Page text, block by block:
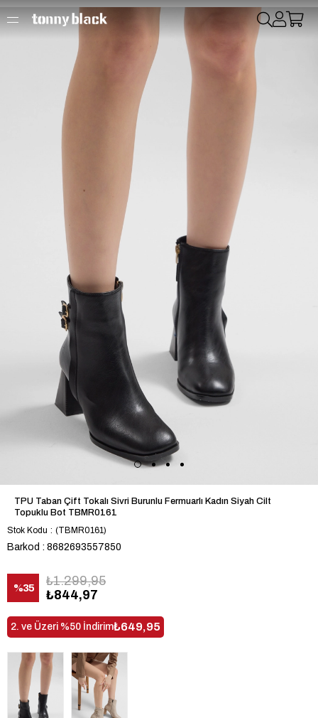
TPU Taban Çift Tokalı Sivri Burunlu Fermuarlı Kadın Siyah Cilt
Topuklu Bot TBMR0161
Stok Kodu
(TBMR0161)
Barkod : 8682693557850
%35
İndirim
₺1.299,95
₺844,97
2. ve Üzeri %50 İndirim₺649,95